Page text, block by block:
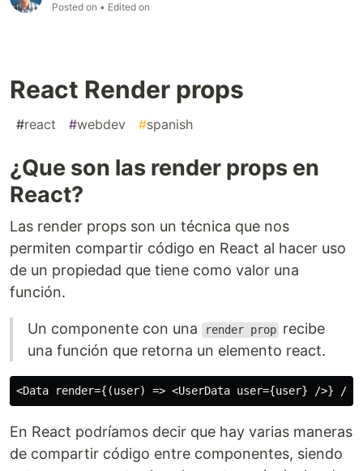
Posted on • Edited on
React Render props
#react #webdev #spanish
¿Que son las render props en
React?
Las render props son un técnica que nos
permiten compartir código en React al hacer uso
de un propiedad que tiene como valor una
función.
Un componente con una render prop recibe
una función que retorna un elemento react.
En React podríamos decir que hay varias maneras
de compartir código entre componentes, siendo